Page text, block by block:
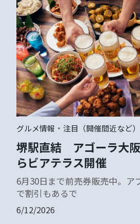
グルメ情報 ・ 注目（開催間近など）
堺駅直結 アゴーラ大
らビアテラス開催
6月30日まで前売券販売中。ア
で割引もあるで
6/12/2026